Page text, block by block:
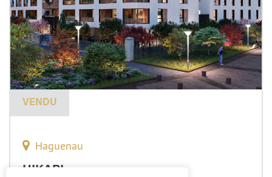
VENDU
Haguenau
HIKARI